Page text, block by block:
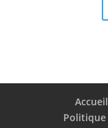
Accueil